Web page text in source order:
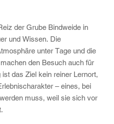
der Grube Bindweide in
und Wissen. Die
unter Tage und die
den Besuch auch für
das Ziel kein reiner Lernort,
– eines, bei
muss, weil sie sich vor